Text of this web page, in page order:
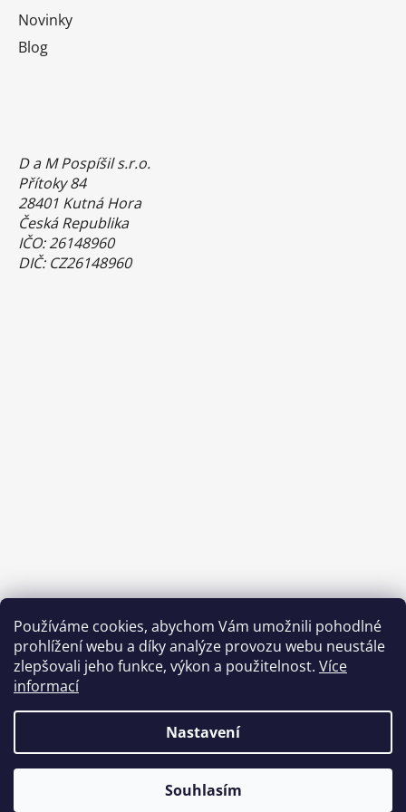
Používáme cookies, abychom Vám umožnili pohodlné
prohlížení webu a díky analýze provozu webu neustále
zlepšovali jeho funkce, výkon a použitelnost. Více
informací
Nastavení
Souhlasím
Novinky
Blog
D a M Pospíšil s.r.o.
Přítoky 84
28401 Kutná Hora
Česká Republika
IČO: 26148960
DIČ: CZ26148960
Benefity Pluxee - Sodexo
Vytvořil Shoptet & verteco.digital
BetaFish.cz
Přejete si zasílat informace
​o novinkách a akcích?​
ANO NE